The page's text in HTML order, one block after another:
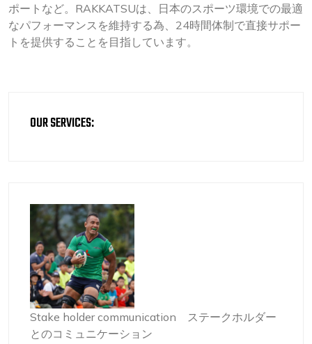
ポートなど。RAKKATSUは、日本のスポーツ環境での最適
なパフォーマンスを維持する為、24時間体制で直接サポー
トを提供することを目指しています。
OUR SERVICES:
Stake holder communication ステークホルダー
とのコミュニケーション